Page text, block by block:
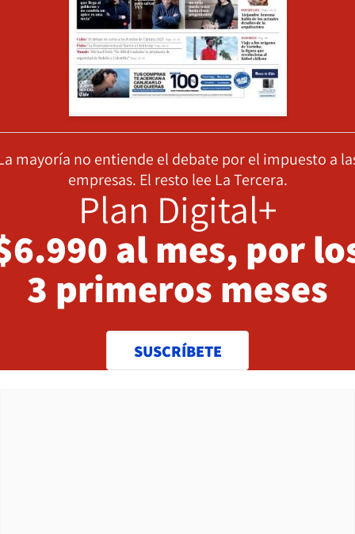
mayoría no entiende el debate por el impuesto a
empresas. El resto lee La Tercera.
Plan Digital+
al mes, por
3 primeros meses
SUSCRÍBETE